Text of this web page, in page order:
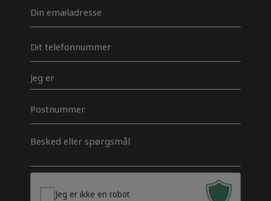
mail
*
*
Jeg
er
Besked
*
Jeg er ikke en robot